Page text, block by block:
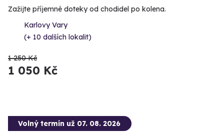
Zažijte příjemné doteky od chodidel po kolena.
Karlovy Vary
(+ 10 dalších lokalit)
1 250 Kč
1 050 Kč
Volný termín už 07. 08. 2026